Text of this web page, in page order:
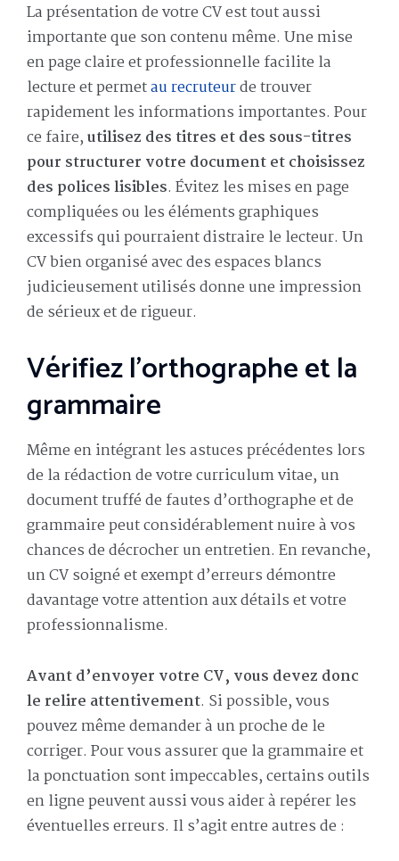
La présentation de votre CV est tout aussi
importante que son contenu même. Une mise
en page claire et professionnelle facilite la
lecture et permetau recruteurde trouver
rapidement les informations importantes. Pour
ce faire,utilisez des titres et des sous-titres
pour structurer votre document et choisissez
des polices lisibles. Évitez les mises en page
compliquées ou les éléments graphiques
excessifs qui pourraient distraire le lecteur. Un
CV bien organisé avec des espaces blancs
judicieusement utilisés donne une impression
de sérieux et de rigueur.
Vérifiez l’orthographe et la
grammaire
Même en intégrant les astuces précédentes lors
de la rédaction de votre curriculum vitae, un
document truffé de fautes d’orthographe et de
grammaire peut considérablement nuire à vos
chances de décrocher un entretien. En revanche,
un CV soigné et exempt d’erreurs démontre
davantage votre attention aux détails et votre
professionnalisme.
Avant d’envoyer votre CV, vous devez donc
le relire attentivement. Si possible, vous
pouvez même demander à un proche de le
corriger. Pour vous assurer que la grammaire et
la ponctuation sont impeccables, certains outils
en ligne peuvent aussi vous aider à repérer les
éventuelles erreurs. Il s’agit entre autres de :